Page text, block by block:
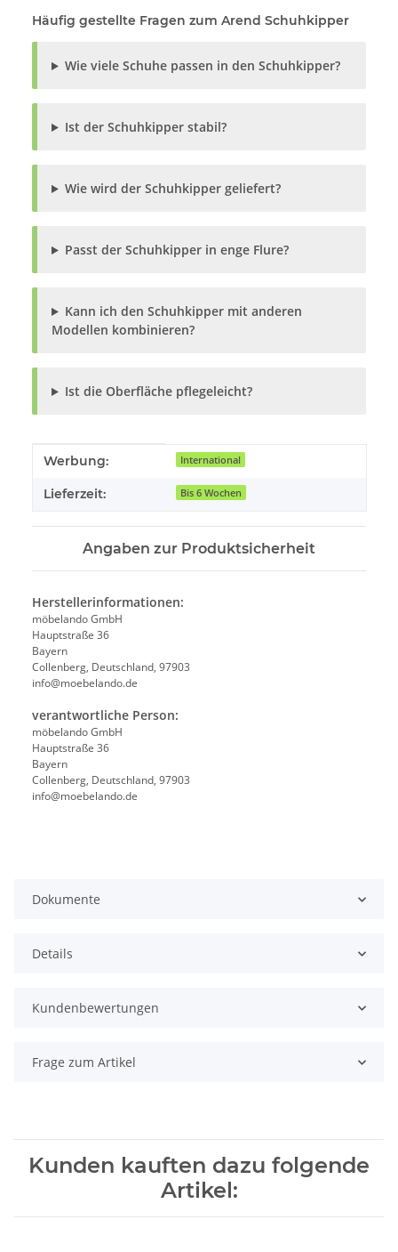
Häufig gestellte Fragen zum Arend Schuhkipper
Wie viele Schuhe passen in den Schuhkipper?
Ist der Schuhkipper stabil?
Wie wird der Schuhkipper geliefert?
Passt der Schuhkipper in enge Flure?
Kann ich den Schuhkipper mit anderen
Modellen kombinieren?
Ist die Oberfläche pflegeleicht?
Produkteigenschaft
Wert
Werbung: International
Lieferzeit: Bis 6 Wochen
Angaben zur Produktsicherheit
Herstellerinformationen:
möbelando GmbH
Hauptstraße 36
Bayern
Collenberg, Deutschland, 97903
info@moebelando.de
verantwortliche Person:
möbelando GmbH
Hauptstraße 36
Bayern
Collenberg, Deutschland, 97903
info@moebelando.de
Dokumente
Details
Kundenbewertungen
Frage zum Artikel
Kunden kauften dazu folgende
Artikel: